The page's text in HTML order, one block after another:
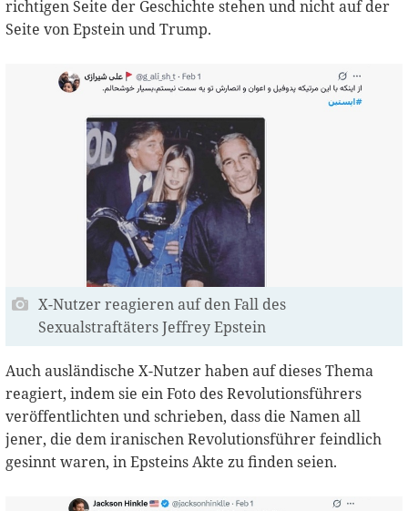
richtigen Seite der Geschichte stehen und nicht auf der
Seite von Epstein und Trump.
X-Nutzer reagieren auf den Fall des
Sexualstraftäters Jeffrey Epstein
Auch ausländische X-Nutzer haben auf dieses Thema
reagiert, indem sie ein Foto des Revolutionsführers
veröffentlichten und schrieben, dass die Namen all
jener, die dem iranischen Revolutionsführer feindlich
gesinnt waren, in Epsteins Akte zu finden seien.